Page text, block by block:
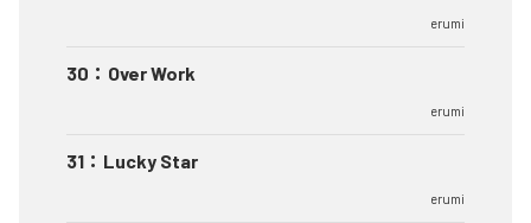
erumi
30 ： Over Work
erumi
31 ： Lucky Star
erumi